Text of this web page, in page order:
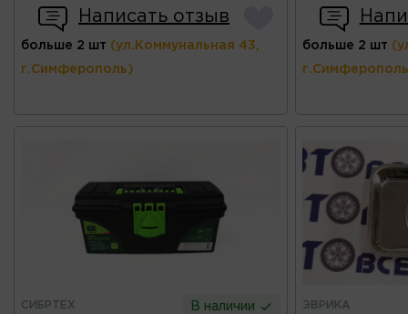
Написать отзыв
больше 2 шт (ул.Коммунальная 43,
г.Симферополь)
больше 2 шт
СИБРТЕХ В наличии ЭВРИКА